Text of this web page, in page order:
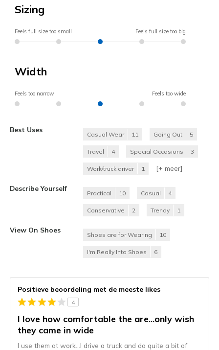
Sizing
Feels full size too small Feels full size too big
Width
Feels too narrow Feels too wide
Best Uses
Casual Wear 11 Going Out 5
Travel 4 Special Occasions 3
Work/truck driver 1 [+ meer]
Describe Yourself
Practical 10 Casual 4
Conservative 2 Trendy 1
View On Shoes
Shoes are for Wearing 10
I'm Really Into Shoes 6
Positieve beoordeling met de meeste likes
4
I love how comfortable the are...only wish
they came in wide
I use them at work...I drive a truck and do quite a bit of